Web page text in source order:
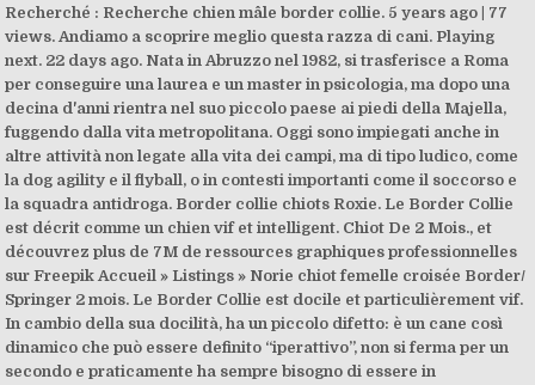
Recherché : Recherche chien mâle border collie. 5 years ago | 77
views. Andiamo a scoprire meglio questa razza di cani. Playing
next. 22 days ago. Nata in Abruzzo nel 1982, si trasferisce a Roma
per conseguire una laurea e un master in psicologia, ma dopo una
decina d'anni rientra nel suo piccolo paese ai piedi della Majella,
fuggendo dalla vita metropolitana. Oggi sono impiegati anche in
altre attività non legate alla vita dei campi, ma di tipo ludico, come
la dog agility e il flyball, o in contesti importanti come il soccorso e
la squadra antidroga. Border collie chiots Roxie. Le Border Collie
est décrit comme un chien vif et intelligent. Chiot De 2 Mois., et
découvrez plus de 7M de ressources graphiques professionnelles
sur Freepik Accueil » Listings » Norie chiot femelle croisée Border/
Springer 2 mois. Le Border Collie est docile et particulièrement vif.
In cambio della sua docilità, ha un piccolo difetto: è un cane così
dinamico che può essere definito “iperattivo”, non si ferma per un
secondo e praticamente ha sempre bisogno di essere in